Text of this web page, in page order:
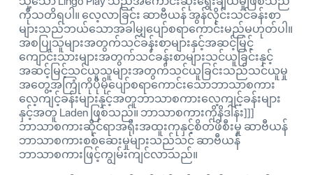
ကိုသတိရပါ။ လေ့လာခြင်း ဆာဗီယန် အွန်လိုင်းသင်ခန်းစာ
များသည်ဘယ်သောအခါမျှပျော်စရာကောင်းမည်မဟုတ်ပါ။
အစပြုသူများအတွက်သင်ခန်းစာများနှင့်အဆင့်မြင့်
ကျောင်းသားများအတွက်သင်ခန်းစာများသင်ယူခြင်းနှင့်
အဆင့်မြင့်သင်ယူသူများအတွက်သင်ယူခြင်းသည်သင်ယူမှု
အတွေ့အကြုံကိုပိုမိုပျော်စရာကောင်းသောဘာသာစကား
လေ့ကျင့်ခန်းများနှင့်အတူဘာသာစကားလေ့ကျင့်ခန်းများ
နှင့်အတူ Laden ဖြစ်သည်။ ဘာသာစကားကိုနိဒါန်း]]]
ဘာသာစကားဆိုင်ရာအရိုးအထူးကုနှင့်စိတ်ဖိစီးမှု ဆာဗီယန်
ဘာသာစကားစစ်ဆေးမှုများသည်သင် ဆာဗီယန်
ဘာသာစကားဖြင့်ကျွမ်းကျင်လာသည်။